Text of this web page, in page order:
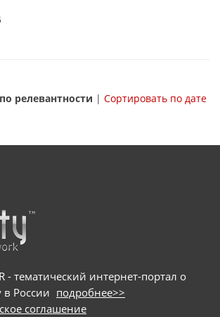
релевантности | Сортировать по дате
- тематический интернет-портал о
в России подробнее>>
соглашение